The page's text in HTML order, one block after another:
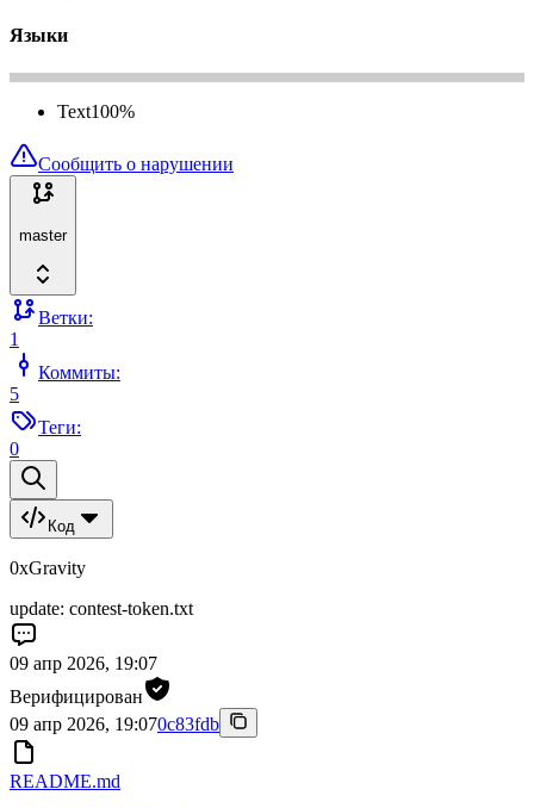
Языки
Text100%
Сообщить о нарушении
master
Ветки:
1
Коммиты:
5
Теги:
0
Код
0xGravity
update: contest-token.txt
09 апр 2026, 19:07
Верифицирован
09 апр 2026, 19:070c83fdb
README.md